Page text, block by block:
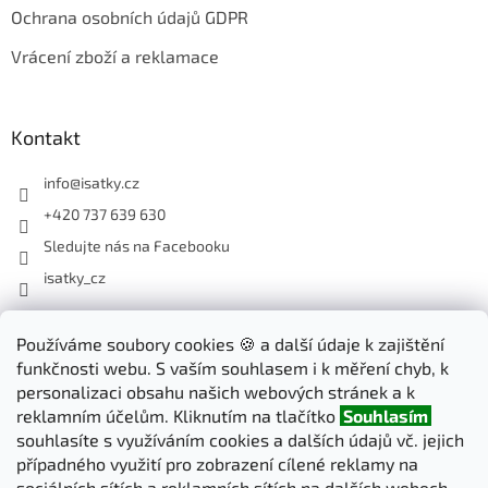
Používáme soubory cookies 🍪 a další údaje k zajištění
funkčnosti webu. S vaším souhlasem i k měření chyb, k
personalizaci obsahu našich webových stránek a k
reklamním účelům. Kliknutím na tlačítko Souhlasím
souhlasíte s využíváním cookies a dalších údajů vč. jejich
případného využití pro zobrazení cílené reklamy na
Ochrana osobních údajů GDPR
Vrácení zboží a reklamace
Kontakt
info@isatky.cz
+420 737 639 630
Sledujte nás na Facebooku
isatky_cz
Odebírat newsletter
Vložte svůj e-mail a my vám budeme zasílat informace o nových
produktech na našem e-shopu.
E-mail